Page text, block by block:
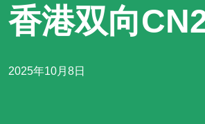
香港双向
2025年10月8日